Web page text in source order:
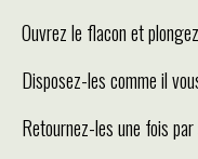
Ouvrez le flacon et
Disposez-les comme il
Retournez-les une fois